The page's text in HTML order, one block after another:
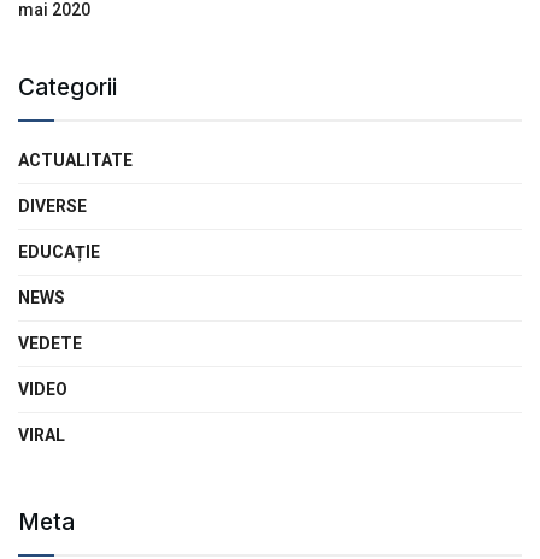
mai 2020
Categorii
ACTUALITATE
DIVERSE
EDUCAȚIE
NEWS
VEDETE
VIDEO
VIRAL
Meta